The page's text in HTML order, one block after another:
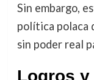
Sin embargo,
política polaca
sin poder real
Logros